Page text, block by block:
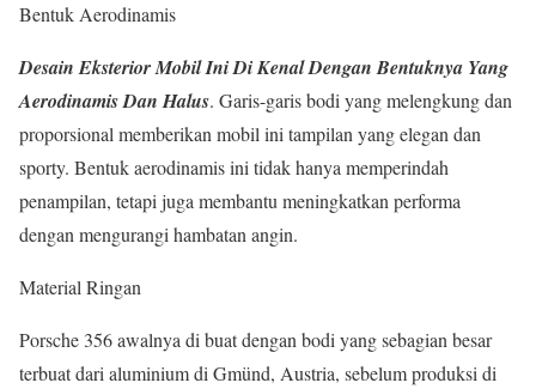
Bentuk Aerodinamis
Desain Eksterior Mobil Ini Di Kenal Dengan Bentuknya Yang
Aerodinamis Dan Halus. Garis-garis bodi yang melengkung dan
proporsional memberikan mobil ini tampilan yang elegan dan
sporty. Bentuk aerodinamis ini tidak hanya memperindah
penampilan, tetapi juga membantu meningkatkan performa
dengan mengurangi hambatan angin.
Material Ringan
Porsche 356 awalnya di buat dengan bodi yang sebagian besar
terbuat dari aluminium di Gmünd, Austria, sebelum produksi di